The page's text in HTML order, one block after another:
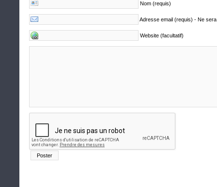
Nom (requis)
Adresse email (requis) - Ne
Website (facultatif)